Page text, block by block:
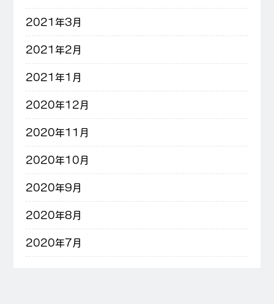
2021年3月
2021年2月
2021年1月
2020年12月
2020年11月
2020年10月
2020年9月
2020年8月
2020年7月